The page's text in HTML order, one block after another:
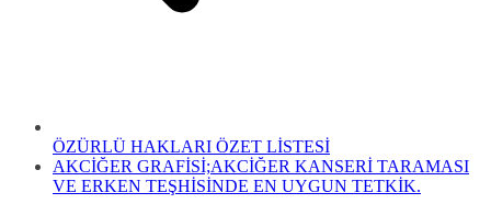
ÖZÜRLÜ HAKLARI ÖZET LİSTESİ
AKCİĞER GRAFİSİ;AKCİĞER KANSERİ TARAMASI
VE ERKEN TEŞHİSİNDE EN UYGUN TETKİK.